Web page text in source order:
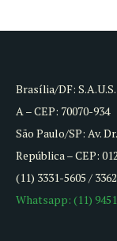
Brasília/DF:
A – CEP: 70070-934
São Paulo/SP: Av.
República – CEP:
(11) 3331-5605 /
Whatsapp: (11)